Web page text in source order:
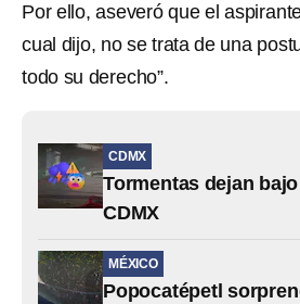
Por ello, aseveró que el
cual dijo, no se trata de una
todo su derecho”.
CDMX
Tormentas dejan
CDMX
MÉXICO
Popocatépetl